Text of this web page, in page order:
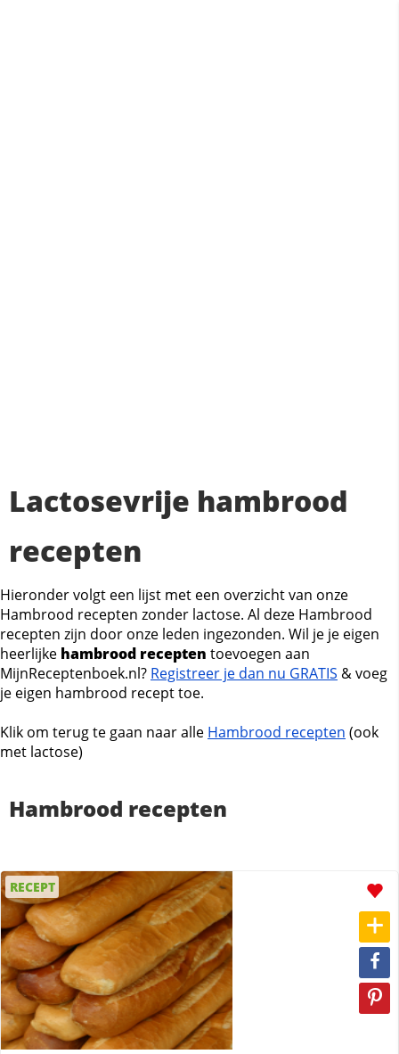
Lactosevrije hambrood
recepten
Hieronder volgt een lijst met een overzicht van onze
Hambrood recepten zonder lactose. Al deze Hambrood
recepten zijn door onze leden ingezonden. Wil je je eigen
heerlijke hambrood recepten toevoegen aan
MijnReceptenboek.nl? Registreer je dan nu GRATIS & voeg
je eigen hambrood recept toe.
Klik om terug te gaan naar alle Hambrood recepten (ook
met lactose)
Hambrood recepten
RECEPT